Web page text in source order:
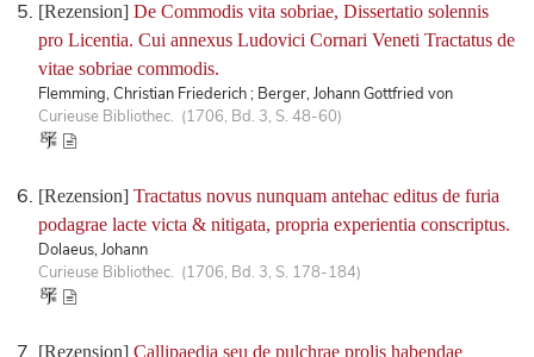
[Rezension] De Commodis vita sobriae, Dissertatio solennis
pro Licentia. Cui annexus Ludovici Cornari Veneti Tractatus de
vitae sobriae commodis.
Flemming, Christian Friederich ; Berger, Johann Gottfried von
Curieuse Bibliothec. (1706, Bd. 3, S. 48-60)
[Rezension] Tractatus novus nunquam antehac editus de furia
podagrae lacte victa & nitigata, propria experientia conscriptus.
Dolaeus, Johann
Curieuse Bibliothec. (1706, Bd. 3, S. 178-184)
[Rezension] Callipaedia seu de pulchrae prolis habendae